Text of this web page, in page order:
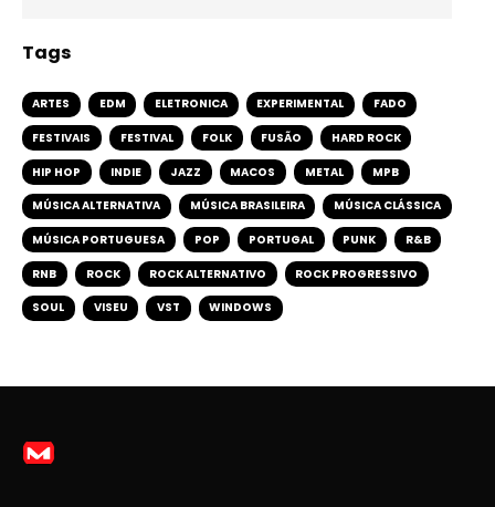
Tags
ARTES EDM ELETRONICA EXPERIMENTAL FADO
FESTIVAIS FESTIVAL FOLK FUSÃO HARD ROCK
HIP HOP INDIE JAZZ MACOS METAL MPB
MÚSICA ALTERNATIVA MÚSICA BRASILEIRA MÚSICA CLÁSSICA
MÚSICA PORTUGUESA POP PORTUGAL PUNK R&B
RNB ROCK ROCK ALTERNATIVO ROCK PROGRESSIVO
SOUL VISEU VST WINDOWS